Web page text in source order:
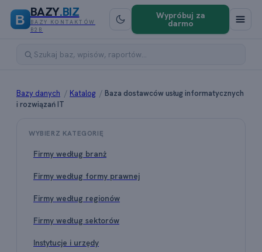
B
BAZY.BIZ
BAZY KONTAKTÓW
B2B
Wypróbuj za
darmo
Bazy danych / Katalog / Baza dostawców usług informatycznych
i rozwiązań IT
WYBIERZ KATEGORIĘ
Firmy według branż
Firmy według formy prawnej
Firmy według regionów
Firmy według sektorów
Instytucje i urzędy